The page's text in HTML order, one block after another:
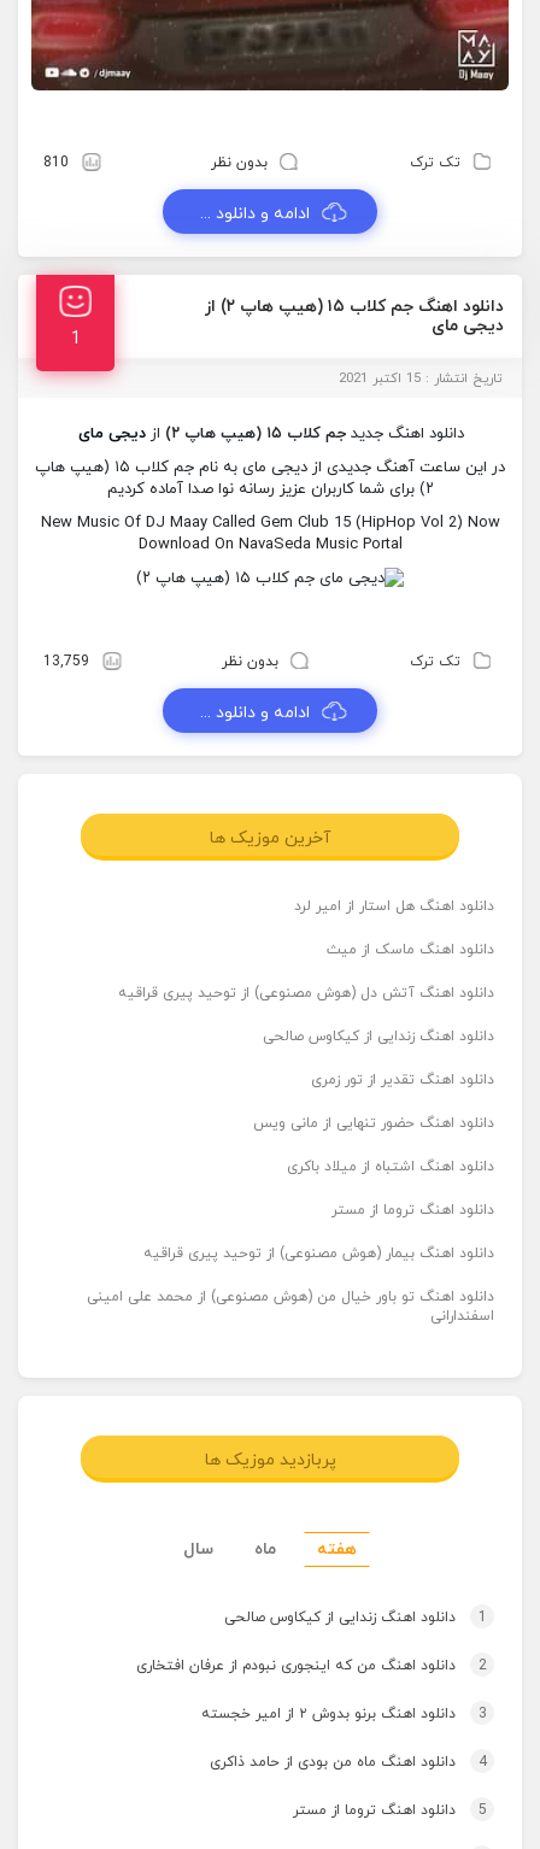
تک ترک بدون نظر 810
ادامه و دانلود ...
دانلود اهنگ جم کلاب ۱۵ (هیپ هاپ ۲) از
دیجی مای
1
تاریخ انتشار : 15 اکتبر 2021
دانلود اهنگ جدید جم کلاب ۱۵ (هیپ هاپ ۲) از دیجی مای
در این ساعت آهنگ جدیدی از دیجی مای به نام جم کلاب ۱۵ (هیپ هاپ
۲) برای شما کاربران عزیز رسانه نوا صدا آماده کردیم
New Music Of DJ Maay Called Gem Club 15 (HipHop Vol 2) Now
Download On NavaSeda Music Portal
تک ترک بدون نظر 13,759
ادامه و دانلود ...
آخرین موزیک ها
دانلود اهنگ هل استار از امیر لرد
دانلود اهنگ ماسک از میث
دانلود اهنگ آتش دل (هوش مصنوعی) از توحید پیری قراقیه
دانلود اهنگ زندایی از کیکاوس صالحی
دانلود اهنگ تقدیر از تور زمری
دانلود اهنگ حضور تنهایی از مانی ویس
دانلود اهنگ اشتباه از میلاد باکری
دانلود اهنگ تروما از مستر
دانلود اهنگ بیمار (هوش مصنوعی) از توحید پیری قراقیه
دانلود اهنگ تو باور خیال من (هوش مصنوعی) از محمد علی امینی
اسفندارانی
پربازدید موزیک ها
هفته ماه سال
1 دانلود اهنگ زندایی از کیکاوس صالحی
2 دانلود اهنگ من که اینجوری نبودم از عرفان افتخاری
3 دانلود اهنگ برنو بدوش ۲ از امیر خجسته
4 دانلود اهنگ ماه من بودی از حامد ذاکری
5 دانلود اهنگ تروما از مستر